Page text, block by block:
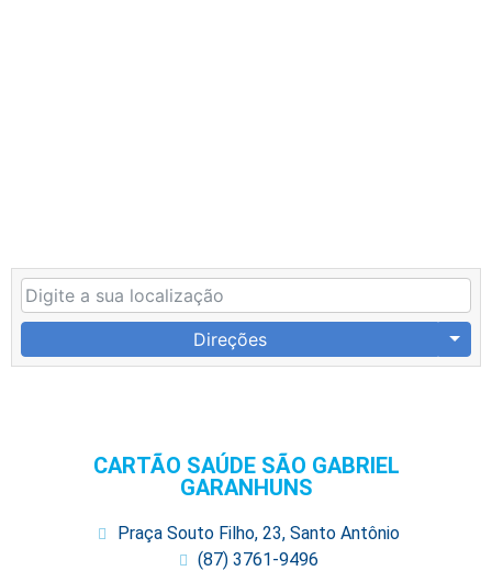
Direções
CARTÃO SAÚDE SÃO GABRIEL
GARANHUNS
Praça Souto Filho, 23, Santo Antônio
(87) 3761-9496